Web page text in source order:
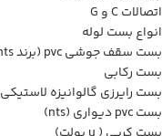
اتصالات C و G
انواع بست لوله
بست سقف جوشی pvc (برند nts)
بست رکابی
بست رایرزی گالوانیزه لاستیکی
بست pvc دیواری (nts)